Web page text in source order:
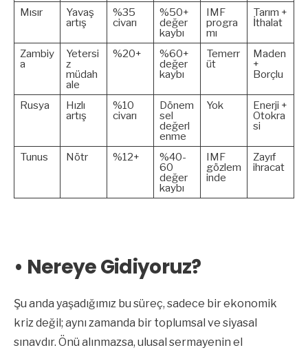
Mısır Yavaş
artış
%35
civarı
%50+
değer
kaybı
IMF
progra
mı
Tarım +
İthalat
Zambiy
a
Yetersi
z
müdah
ale
%20+ %60+
değer
kaybı
Temerr
üt
Maden
+
Borçlu
Rusya Hızlı
artış
%10
civarı
Dönem
sel
değerl
enme
Yok Enerji +
Otokra
si
Tunus Nötr %12+ %40-
60
değer
kaybı
IMF
gözlem
inde
Zayıf
ihracat
• Nereye Gidiyoruz?
Şu anda yaşadığımız bu süreç, sadece bir ekonomik
kriz değil; aynı zamanda bir toplumsal ve siyasal
sınavdır. Önü alınmazsa, ulusal sermayenin el